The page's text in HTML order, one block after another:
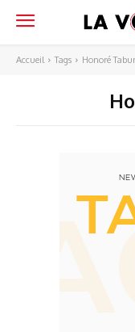
Accueil Tags Honoré